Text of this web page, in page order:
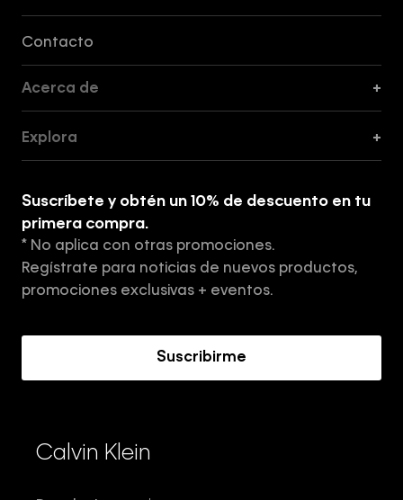
Contacto
Acerca de +
Tiendas
Aviso de privacidad
Términos y Condiciones
Explora +
Suscríbete y obtén un 10% de descuento en tu
primera compra.
* No aplica con otras promociones.
Regístrate para noticias de nuevos productos,
promociones exclusivas + eventos.
Suscribirme
Calvin Klein